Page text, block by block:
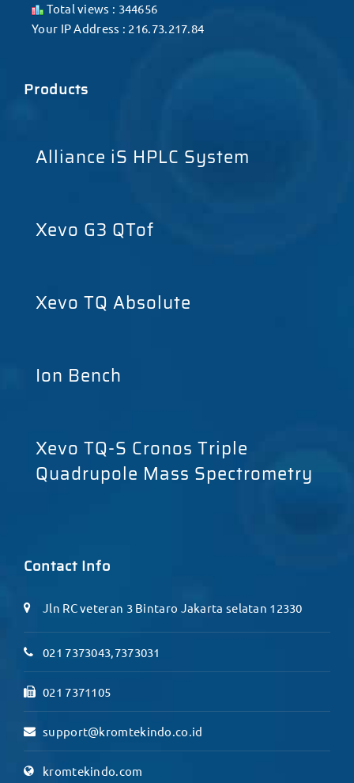
Total views : 344656
Your IP Address : 216.73.217.84
Products
Alliance iS HPLC System
Xevo G3 QTof
Xevo TQ Absolute
Ion Bench
Xevo TQ-S Cronos Triple
Quadrupole Mass Spectrometry
Contact Info
Jln RC veteran 3 Bintaro Jakarta selatan 12330
021 7373043,7373031
021 7371105
support@kromtekindo.co.id
kromtekindo.com